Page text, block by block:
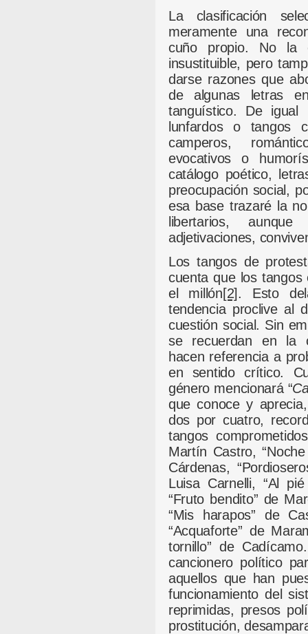
La clasificación
meramente una
cuño propio. No la
insustituible, pero
darse razones que
de algunas letras
tanguístico. De
lunfardos o tangos
camperos,
evocativos o
catálogo poético,
preocupación social,
esa base trazaré la
libertarios,
adjetivaciones,
Los tangos de
cuenta que los
el millón[2]. Esto
tendencia proclive al
cuestión social. Sin
se recuerdan en la
hacen referencia a
en sentido crítico.
género mencionará “
que conoce y
dos por cuatro,
tangos comprometidos
Martín Castro,
Cárdenas,
Luisa Carnelli, “Al
“Fruto bendito” de
“Mis harapos” de
“Acquaforte” de
tornillo” de
cancionero político
aquellos que han
funcionamiento del
reprimidas, presos
prostitución,